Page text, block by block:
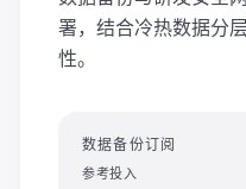
署，结合冷热数据分
性。
数据备份订阅
参考投入